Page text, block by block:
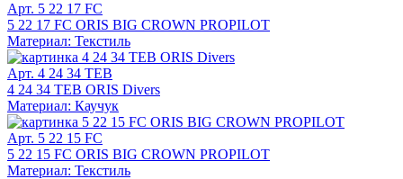
Арт. 5 22 17 FC
5 22 17 FC ORIS BIG CROWN PROPILOT
Материал: Текстиль
Арт. 4 24 34 TEB
4 24 34 TEB ORIS Divers
Материал: Каучук
Арт. 5 22 15 FC
5 22 15 FC ORIS BIG CROWN PROPILOT
Материал: Текстиль